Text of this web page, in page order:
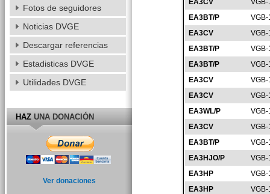
EA3CV
EA3BT/P
EA3CV
EA3BT/P
EA3BT/P
EA3CV
EA3CV
EA3WL/P
EA3CV
EA3BT/P
EA3HJO/P
EA3HP
EA3HP
Fotos de seguidores
Noticias DVGE
Descargar referencias
Estadisticas DVGE
Utilidades DVGE
HAZUNA DONACIÓN
Ver donaciones